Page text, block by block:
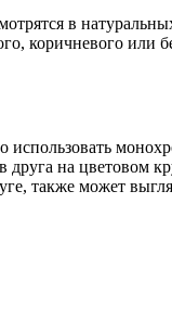
в
коричневого
друга на
также может